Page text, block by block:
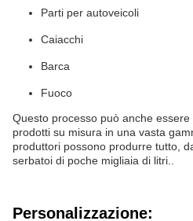
Parti per autoveicoli
Caiacchi
Barca
Fuoco
Questo processo può anche
prodotti su misura in una vasta
produttori possono produrre tutto,
serbatoi di poche migliaia di litri..
Personalizzazione: